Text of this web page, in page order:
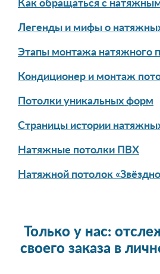
Как обращаться с
Легенды и мифы о
Этапы монтажа натяжного
Кондиционер и монтаж
Потолки уникальных форм
Страницы истории
Натяжные потолки ПВХ
Натяжной потолок
Только у нас:
своего заказа в